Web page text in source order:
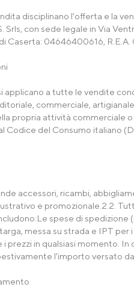
disciplinano l'offerta e la
Srls, con sede legale in Via
Caserta: 04646400616, R.E.A.
applicano a tutte le vendite
commerciale,
propria attività commerciale
Codice del Consumo italiano
accessori, ricambi,
e promozionale.2.2.
spese di
messa su strada e IPT
prezzi in qualsiasi momento.
l'importo versato